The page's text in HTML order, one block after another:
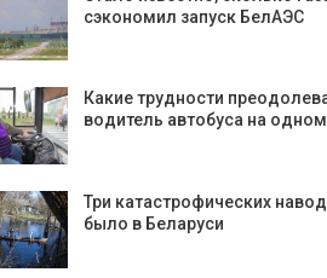
сэкономил запуск БелАЭС
Какие трудности
водитель автобуса на
Три катастрофических
было в Беларуси